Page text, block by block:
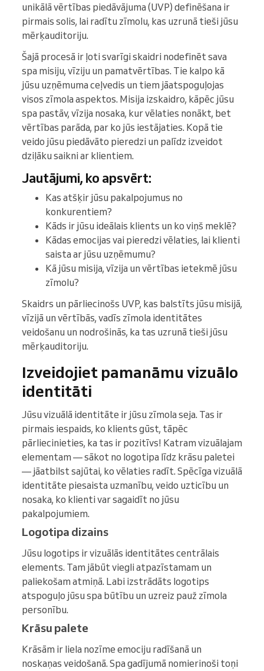
unikālā vērtības piedāvājuma (UVP) definēšana ir
pirmais solis, lai radītu zīmolu, kas uzrunā tieši jūsu
mērķauditoriju.
Šajā procesā ir ļoti svarīgi skaidri nodefinēt sava
spa misiju, vīziju un pamatvērtības. Tie kalpo kā
jūsu uzņēmuma ceļvedis un tiem jāatspoguļojas
visos zīmola aspektos. Misija izskaidro, kāpēc jūsu
spa pastāv, vīzija nosaka, kur vēlaties nonākt, bet
vērtības parāda, par ko jūs iestājaties. Kopā tie
veido jūsu piedāvāto pieredzi un palīdz izveidot
dziļāku saikni ar klientiem.
Jautājumi, ko apsvērt:
Kas atšķir jūsu pakalpojumus no
konkurentiem?
Kāds ir jūsu ideālais klients un ko viņš meklē?
Kādas emocijas vai pieredzi vēlaties, lai klienti
saista ar jūsu uzņēmumu?
Kā jūsu misija, vīzija un vērtības ietekmē jūsu
zīmolu?
Skaidrs un pārliecinošs UVP, kas balstīts jūsu misijā,
vīzijā un vērtībās, vadīs zīmola identitātes
veidošanu un nodrošinās, ka tas uzrunā tieši jūsu
mērķauditoriju.
Izveidojiet pamanāmu vizuālo
identitāti
Jūsu vizuālā identitāte ir jūsu zīmola seja. Tas ir
pirmais iespaids, ko klients gūst, tāpēc
pārliecinieties, ka tas ir pozitīvs! Katram vizuālajam
elementam — sākot no logotipa līdz krāsu paletei
— jāatbilst sajūtai, ko vēlaties radīt. Spēcīga vizuālā
identitāte piesaista uzmanību, veido uzticību un
nosaka, ko klienti var sagaidīt no jūsu
pakalpojumiem.
Logotipa dizains
Jūsu logotips ir vizuālās identitātes centrālais
elements. Tam jābūt viegli atpazīstamam un
paliekošam atmiņā. Labi izstrādāts logotips
atspoguļo jūsu spa būtību un uzreiz pauž zīmola
personību.
Krāsu palete
Krāsām ir liela nozīme emociju radīšanā un
noskaņas veidošanā. Spa gadījumā nomierinoši toņi